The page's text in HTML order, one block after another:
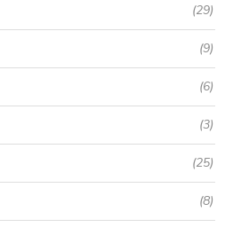
(29)
(9)
(6)
(3)
(25)
(8)